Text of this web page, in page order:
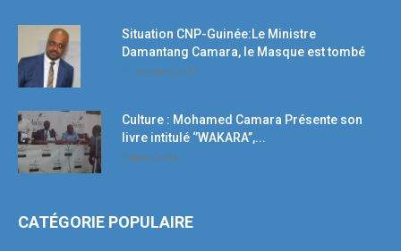
Situation CNP-Guinée:Le Ministre
Damantang Camara, le Masque est tombé
11 octobre 2017
Culture : Mohamed Camara Présente son
livre intitulé ‘’WAKARA’’,...
5 mars 2018
CATÉGORIE POPULAIRE